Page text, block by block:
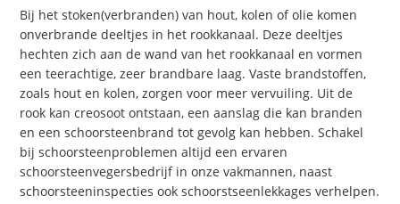
Bij het stoken(verbranden) van hout, kolen of olie komen
onverbrande deeltjes in het rookkanaal. Deze deeltjes
hechten zich aan de wand van het rookkanaal en vormen
een teerachtige, zeer brandbare laag. Vaste brandstoffen,
zoals hout en kolen, zorgen voor meer vervuiling. Uit de
rook kan creosoot ontstaan, een aanslag die kan branden
en een schoorsteenbrand tot gevolg kan hebben. Schakel
bij schoorsteenproblemen altijd een ervaren
schoorsteenvegersbedrijf in onze vakmannen, naast
schoorsteeninspecties ook schoorstseenlekkages verhelpen.